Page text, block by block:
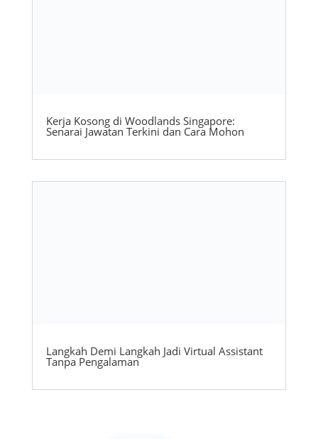
Kerja Kosong di Woodlands Singapore:
Senarai Jawatan Terkini dan Cara Mohon
Langkah Demi Langkah Jadi Virtual Assistant
Tanpa Pengalaman